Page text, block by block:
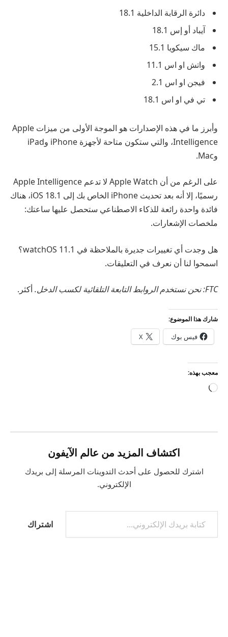
دائرة الرقابة الداخلية 18.1
آيباد أو إس 18.1
ماك سيكويا 15.1
واتش او اس 11.1
فيجن او اس 2.1
تي في او اس 18.1
وأبرز ما في هذه الإصدارات هو الموجة الأولى من ميزات Apple
Intelligence، والتي ستكون متاحة لأجهزة iPhone وiPad
وMac.
على الرغم من أن Apple Watch لا تدعم Apple Intelligence
رسميًا، إلا أنه بعد تحديث iPhone الخاص بك إلى iOS 18.1، هناك
فائدة واحدة رائعة للذكاء الاصطناعي ستحصل عليها ساعتك:
ملخصات الإشعارات.
هل وجدت أي تغييرات جديرة بالملاحظة في watchOS 11.1؟
اسمحوا لنا أن نعرف في التعليقات.
FTC: نحن نستخدم الروابط التابعة التلقائية لكسب الدخل. أكثر.
شارك هذا الموضوع:
فيس بوك X
معجب بهذه:
جاري
اكتشاف المزيد من عالم الآيفون
اشترك للحصول على أحدث التدوينات المرسلة إلى بريدك
الإلكتروني.
كتابة بريدك الإلكتروني...
اشتراك